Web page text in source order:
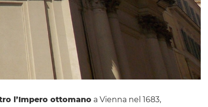
l’Impero ottomanoa Vienna nel 1683,